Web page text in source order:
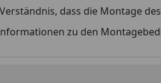
dass die Montage
zu den